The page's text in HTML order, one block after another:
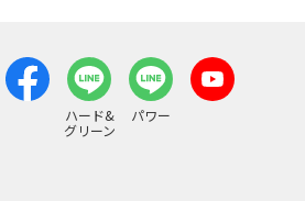
ハード&
グリーン
パワー